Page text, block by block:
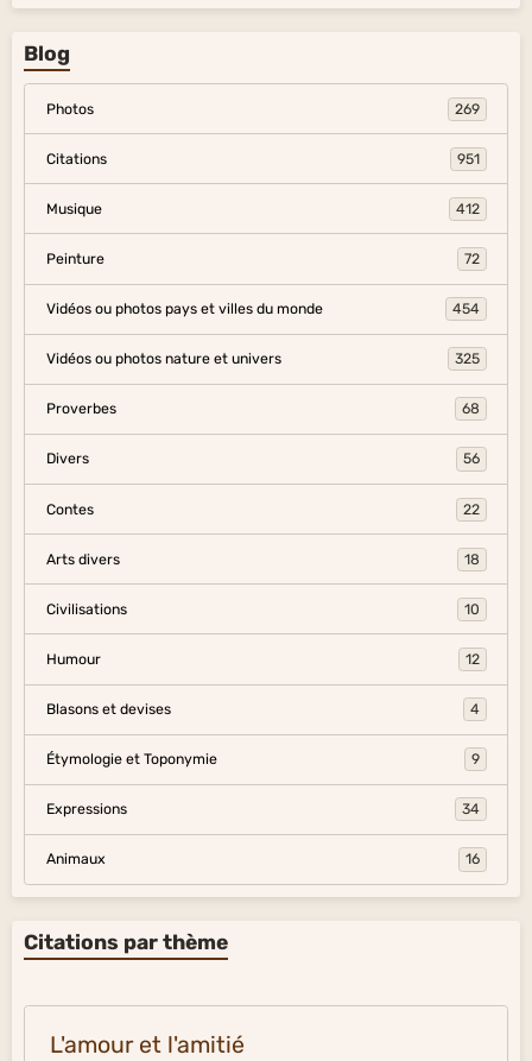
Blog
Photos 269
Citations 951
Musique 412
Peinture 72
Vidéos ou photos pays et villes du monde 454
Vidéos ou photos nature et univers 325
Proverbes 68
Divers 56
Contes 22
Arts divers 18
Civilisations 10
Humour 12
Blasons et devises 4
Étymologie et Toponymie 9
Expressions 34
Animaux 16
Citations par thème
L'amour et l'amitié